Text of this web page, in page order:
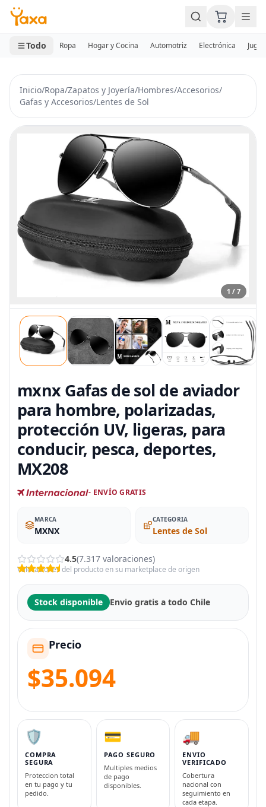
MINI CARRITO
0 productos
Todo Ropa Hogar y Cocina Automotriz Electrónica
Inicio/Ropa/Zapatos y Joyería/Hombres/Accesorios/
Gafas y Accesorios/Lentes de Sol
1 / 7
mxnx Gafas de sol de aviador
para hombre, polarizadas,
protección UV, ligeras, para
conducir, pesca, deportes,
MX208
- ENVÍO GRATIS
MARCA
‎MXNX
CATEGORIA
Lentes de Sol
4.5(7.317 valoraciones)
Valoraciones del producto en su marketplace de origen
Stock disponible Envio gratis a todo Chile
Precio
$35.094
🛡️
COMPRA
SEGURA
Proteccion total
en tu pago y tu
pedido.
💳
PAGO SEGURO
Multiples medios
de pago
disponibles.
🚚
ENVIO
VERIFICADO
Cobertura
nacional con
seguimiento en
cada etapa.